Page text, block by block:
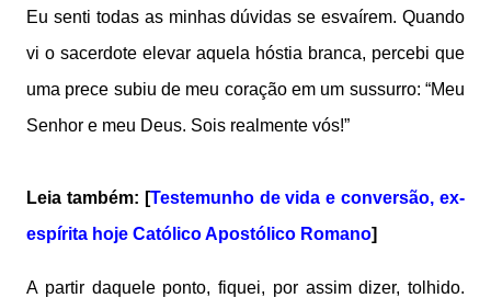
Eu senti todas as minhas dúvidas se esvaírem. Quando
vi o sacerdote elevar aquela hóstia branca, percebi que
uma prece subiu de meu coração em um sussurro: “Meu
Senhor e meu Deus. Sois realmente vós!”
Leia também: [Testemunho de vida e conversão, ex-
espírita hoje Católico Apostólico Romano]
A partir daquele ponto, fiquei, por assim dizer, tolhido.